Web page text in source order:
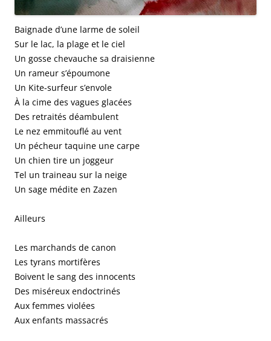
Baignade d’une larme de soleil
Sur le lac, la plage et le ciel
Un gosse chevauche sa draisienne
Un rameur s’époumone
Un Kite-surfeur s’envole
À la cime des vagues glacées
Des retraités déambulent
Le nez emmitouflé au vent
Un pécheur taquine une carpe
Un chien tire un joggeur
Tel un traineau sur la neige
Un sage médite en Zazen
Ailleurs
Les marchands de canon
Les tyrans mortifères
Boivent le sang des innocents
Des miséreux endoctrinés
Aux femmes violées
Aux enfants massacrés